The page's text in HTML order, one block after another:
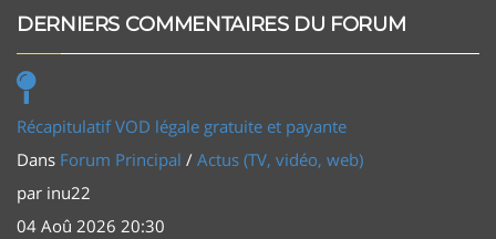
DERNIERS COMMENTAIRES DU FORUM
Récapitulatif VOD légale gratuite et payante
Dans Forum Principal / Actus (TV, vidéo, web)
par inu22
04 Aoû 2026 20:30